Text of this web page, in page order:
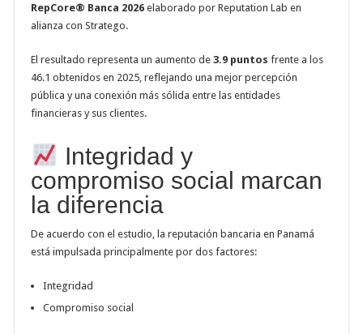
RepCore® Banca 2026 elaborado por Reputation Lab en
alianza con Stratego.
El resultado representa un aumento de3.9 puntos frente a los
46.1 obtenidos en 2025, reflejando una mejor percepción
pública y una conexión más sólida entre las entidades
financieras y sus clientes.
Integridad y
compromiso social marcan
la diferencia
De acuerdo con el estudio, la reputación bancaria en Panamá
está impulsada principalmente por dos factores:
Integridad
Compromiso social